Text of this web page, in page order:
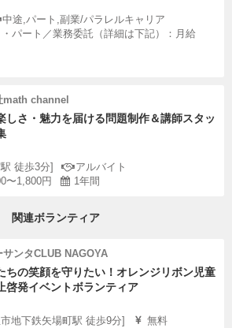
中途,パート,副業/パラレルキャリア
パート／業務委託（詳細は下記）：月給
math channel
しさ・魅力を届ける問題制作＆講師スタッ
徒歩3分]
アルバイト
〜1,800円
1年間
関連ボランティア
サンタCLUB NAGOYA
ちの笑顔を守りたい！オレンジリボン児童
啓発イベントボランティア
地下鉄矢場町駅 徒歩9分]
無料